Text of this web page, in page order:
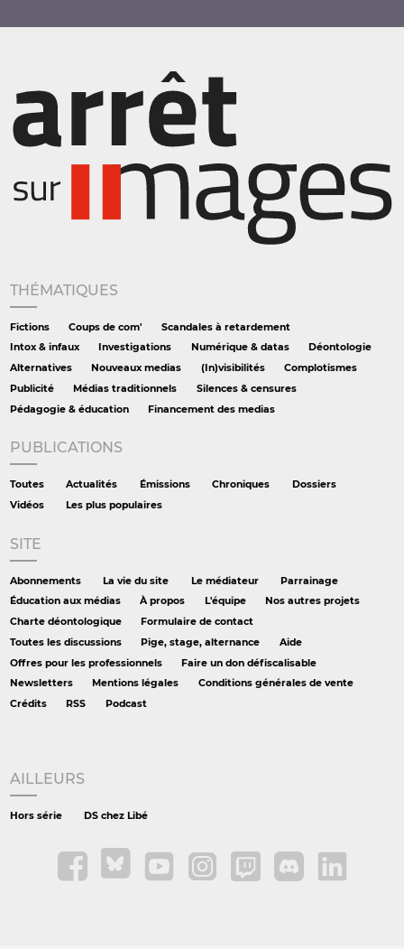
THÉMATIQUES
Fictions Coups de com'
Scandales à retardement
Intox & infaux
Investigations Numérique & datas
Déontologie
Alternatives
Nouveaux medias (In)visibilités
Complotismes
Publicité
Médias traditionnels
Silences & censures
Pédagogie & éducation
Financement des medias
PUBLICATIONS
Toutes Actualités Émissions Chroniques
Dossiers
Vidéos
Les plus populaires
SITE
Abonnements La vie du site Le médiateur
Parrainage
Éducation aux médias
À propos L'équipe
Nos autres projets
Charte déontologique
Formulaire de contact
Toutes les discussions
Pige, stage, alternance
Aide
Offres pour les professionnels
Faire un don défiscalisable
Newsletters
Mentions légales
Conditions générales de vente
Crédits
RSS Podcast
AILLEURS
Hors série DS chez Libé